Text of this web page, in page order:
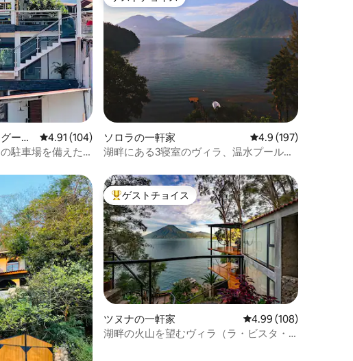
均評価
です。
ーナ
レビュー104件、5つ星中4.91つ星の平均評価
4.91 (104)
駐車場を備えた
ゲストチョイス
ソロラの一軒家 レビュー197件、5つ
4.9 (197)
湖畔にある3寝室のヴィラ、温水プールと
均評価
大好評のゲストチョイスです。
ゲストチョイス
ツヌナの一軒家 レビュー108件、5つ
4.99 (108)
湖畔の火山を望むヴィラ（ラ・ビスタ・